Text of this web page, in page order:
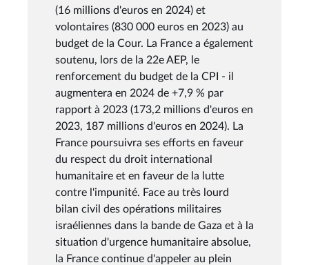
(16 millions d'euros en 2024) et
volontaires (830 000 euros en 2023) au
budget de la Cour. La France a également
soutenu, lors de la 22e AEP, le
renforcement du budget de la CPI - il
augmentera en 2024 de +7,9 % par
rapport à 2023 (173,2 millions d'euros en
2023, 187 millions d'euros en 2024). La
France poursuivra ses efforts en faveur
du respect du droit international
humanitaire et en faveur de la lutte
contre l'impunité. Face au très lourd
bilan civil des opérations militaires
israéliennes dans la bande de Gaza et à la
situation d'urgence humanitaire absolue,
la France continue d'appeler au plein